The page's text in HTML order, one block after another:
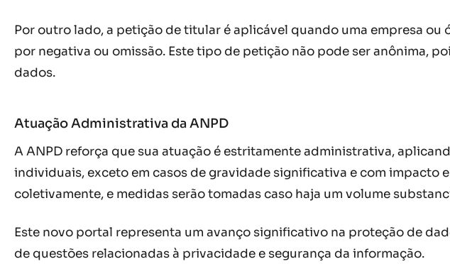
Por outro lado, a petição de titular é aplicável quando uma empresa
por negativa ou omissão. Este tipo de petição não pode ser anônima,
dados.
Atuação Administrativa da ANPD
A ANPD reforça que sua atuação é estritamente administrativa,
individuais, exceto em casos de gravidade significativa e com impacto
coletivamente, e medidas serão tomadas caso haja um volume
Este novo portal representa um avanço significativo na proteção de
de questões relacionadas à privacidade e segurança da informação.